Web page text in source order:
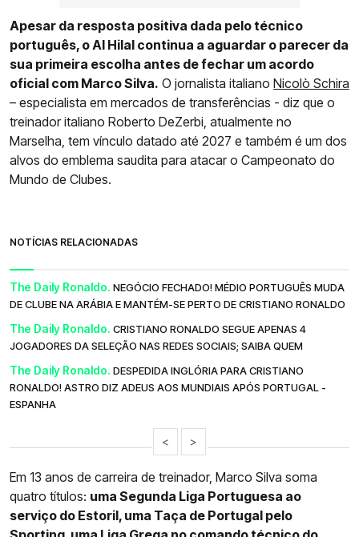
Apesar da resposta positiva dada pelo técnico
português, o Al Hilal continua a aguardar o parecer da
sua primeira escolha antes de fechar um acordo
oficial com Marco Silva. O jornalista italiano Nicolò Schira
– especialista em mercados de transferências - diz que o
treinador italiano Roberto DeZerbi, atualmente no
Marselha, tem vínculo datado até 2027 e também é um dos
alvos do emblema saudita para atacar o Campeonato do
Mundo de Clubes.
NOTÍCIAS RELACIONADAS
The Daily Ronaldo. NEGÓCIO FECHADO! MÉDIO PORTUGUÊS MUDA
DE CLUBE NA ARÁBIA E MANTÉM-SE PERTO DE CRISTIANO RONALDO
The Daily Ronaldo. CRISTIANO RONALDO SEGUE APENAS 4
JOGADORES DA SELEÇÃO NAS REDES SOCIAIS; SAIBA QUEM
The Daily Ronaldo. DESPEDIDA INGLÓRIA PARA CRISTIANO
RONALDO! ASTRO DIZ ADEUS AOS MUNDIAIS APÓS PORTUGAL -
ESPANHA
< >
Em 13 anos de carreira de treinador, Marco Silva soma
quatro títulos: uma Segunda Liga Portuguesa ao
serviço do Estoril, uma Taça de Portugal pelo